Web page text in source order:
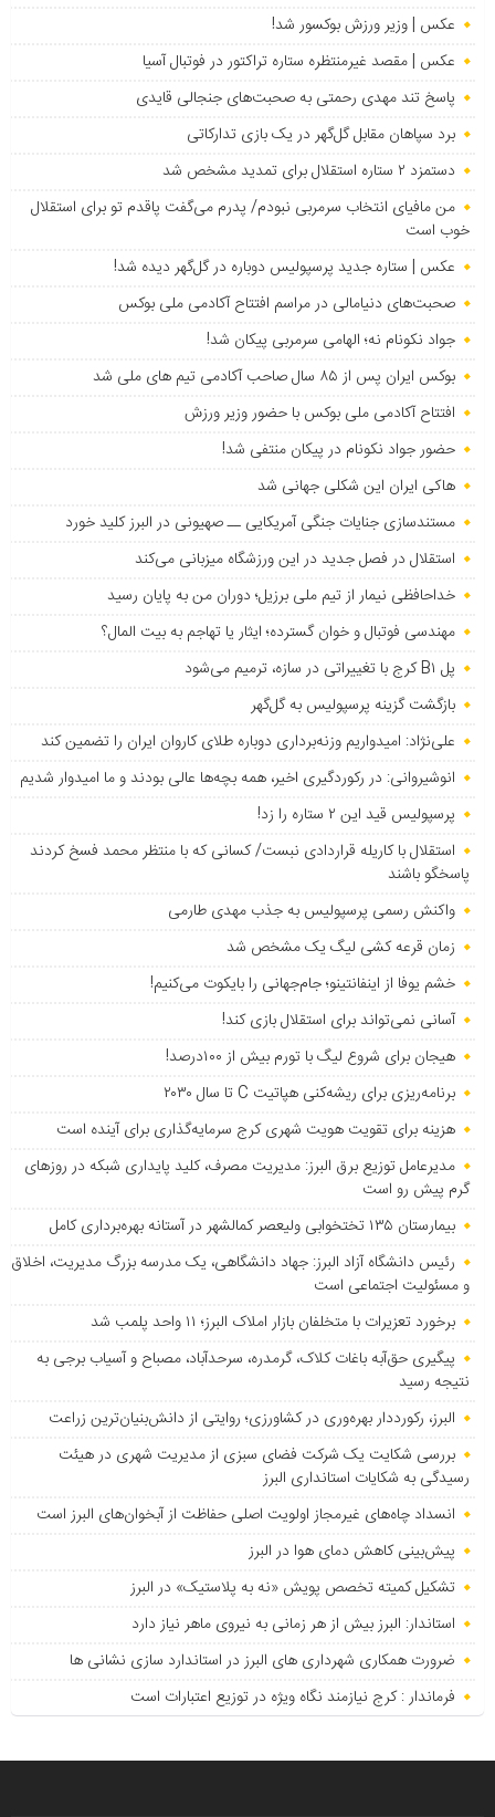
عکس | وزیر ورزش بوکسور شد!
عکس | مقصد غیرمنتظره ستاره تراکتور در فوتبال آسیا
پاسخ تند مهدی رحمتی به صحبت‌های جنجالی قایدی
برد سپاهان مقابل گل‌گهر در یک بازی تدارکاتی
دستمزد ۲ ستاره استقلال برای تمدید مشخص شد
من مافیای انتخاب سرمربی نبودم/ پدرم می‌گفت پاقدم تو برای استقلال
خوب است
عکس | ستاره جدید پرسپولیس دوباره در گل‌گهر دیده شد!
صحبت‌های دنیامالی در مراسم افتتاح آکادمی ملی بوکس
جواد نکونام نه؛ الهامی سرمربی پیکان شد!
بوکس ایران پس از ۸۵ سال صاحب آکادمی تیم های ملی شد
افتتاح آکادمی ملی بوکس با حضور وزیر ورزش
حضور جواد نکونام در پیکان منتفی شد!
هاکی ایران این شکلی جهانی شد
مستندسازی جنایات جنگی آمریکایی ــ صهیونی در البرز کلید خورد
استقلال در فصل جدید در این ورزشگاه میزبانی می‌کند
خداحافظی نیمار از تیم ملی برزیل؛ دوران من به پایان رسید
مهندسی فوتبال و خوان گسترده؛ ایثار یا تهاجم به بیت المال؟
پل B۱ کرج با تغییراتی در سازه، ترمیم می‌شود
بازگشت گزینه پرسپولیس به ‌گل‌گهر
علی‌نژاد: امیدواریم وزنه‌برداری دوباره طلای کاروان ایران را تضمین کند
انوشیروانی: در رکوردگیری اخیر، همه بچه‌ها عالی بودند و ما امیدوار شدیم
پرسپولیس قید این ۲ ستاره را زد!
استقلال با کاریله قراردادی نبست/ کسانی که با منتظر محمد فسخ کردند
پاسخگو باشند
واکنش رسمی پرسپولیس به جذب مهدی طارمی
زمان قرعه کشی لیگ یک مشخص شد
خشم یوفا از اینفانتینو؛ جام‌جهانی را بایکوت می‌کنیم!
آسانی نمی‌تواند برای استقلال بازی کند!
هیجان برای شروع لیگ با تورم بیش از ۱۰۰درصد!
برنامه‌ریزی برای ریشه‌کنی هپاتیت C تا سال ۲۰۳۰
هزینه برای تقویت هویت شهری کرج سرمایه‌گذاری برای آینده است
مدیرعامل توزیع برق البرز: مدیریت مصرف، کلید پایداری شبکه در روزهای
گرم پیش رو است
بیمارستان ۱۳۵ تختخوابی ولیعصر کمالشهر در آستانه بهره‌برداری کامل
رئیس دانشگاه آزاد البرز: جهاد دانشگاهی، یک مدرسه بزرگ مدیریت، اخلاق
و مسئولیت اجتماعی است
برخورد تعزیرات با متخلفان بازار املاک البرز؛ ۱۱ واحد پلمب شد
پیگیری حق‌آبه باغات کلاک، گرمدره، سرحدآباد، مصباح و آسیاب برجی به
نتیجه رسید
البرز، رکورددار بهره‌وری در کشاورزی؛ روایتی از دانش‌بنیان‌ترین زراعت
بررسی شکایت یک شرکت فضای سبزی از مدیریت شهری در هیئت
رسیدگی به شکایات استانداری البرز
انسداد چاه‌های غیرمجاز اولویت اصلی حفاظت از آبخوان‌های البرز است
پیش‌بینی کاهش دمای هوا در البرز
تشکیل کمیته تخصص پویش «نه به پلاستیک» در البرز
استاندار: البرز بیش از هر زمانی به نیروی ماهر نیاز دارد
ضرورت همکاری شهرداری های البرز در استاندارد سازی نشانی ها
فرماندار : کرج نیازمند نگاه ویژه در توزیع اعتبارات است